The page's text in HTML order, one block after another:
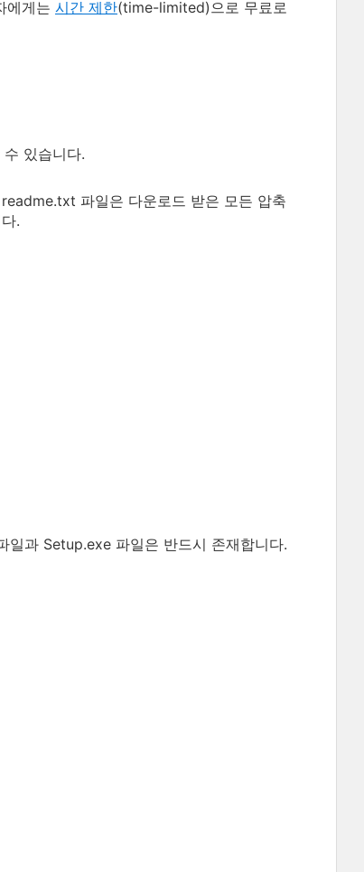
에게는 시간 제한(time-limited)으로 무료로
있습니다.
파일은 다운로드 받은 모든 압축
.
과 Setup.exe 파일은 반드시 존재합니다.